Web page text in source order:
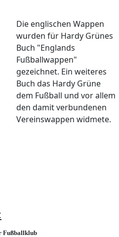
Die englischen Wappen
wurden für Hardy Grünes
Buch "Englands
Fußballwappen"
gezeichnet. Ein weiteres
Buch das Hardy Grüne
dem Fußball und vor allem
den damit verbundenen
Vereinswappen widmete.
Fußballklub